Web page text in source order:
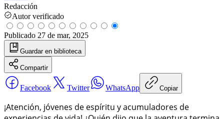
Redacción
Autor verificado
Publicado 27 de mar, 2025
Guardar en biblioteca
Compartir
Facebook Twitter WhatsApp Copiar
¡Atención, jóvenes de espíritu y acumuladores de